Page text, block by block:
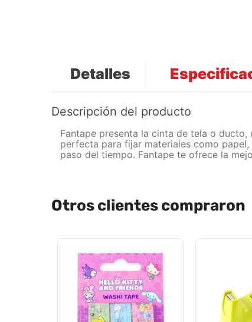
Detalles
Descripción del producto
Fantape presenta la cinta de tela o
perfecta para fijar materiales como
paso del tiempo. Fantape te ofrece la
Otros clientes compraron